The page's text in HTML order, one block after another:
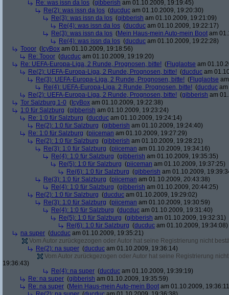
Re: was issn da los (gibberish am 01.10.2009, 19:19:45)
Re(2): was issn da los (ducduc am 01.10.2009, 19:20:30)
Re(3): was issn da los (gibberish am 01.10.2009, 19:21:09)
Re(4): was issn da los (ducduc am 01.10.2009, 19:22:17)
Re(3): was issn da los (Mein Haus-mein Auto-mein Boot am
Re(4): was issn da los (ducduc am 01.10.2009, 19:22:28)
Tooor ( IcyBox am 01.10.2009, 19:18:56)
Re: Tooor (ducduc am 01.10.2009, 19:19:20)
Re: UEFA-Europa-Liga, 2 Runde, Prognosen, bitte! (Fluglaotse am
Re(2): UEFA-Europa-Liga, 2 Runde, Prognosen, bitte! (ducduc am
Re(3): UEFA-Europa-Liga, 2 Runde, Prognosen, bitte! (Fluglaotse
Re(4): UEFA-Europa-Liga, 2 Runde, Prognosen, bitte! (ducduc
Re(2): UEFA-Europa-Liga, 2 Runde, Prognosen, bitte! (gibberish am
Tor Salzburg 1-0 ( IcyBox am 01.10.2009, 19:22:38)
1:0 für Salzburg (gibberish am 01.10.2009, 19:23:24)
Re: 1:0 für Salzburg (ducduc am 01.10.2009, 19:24:14)
Re(2): 1:0 für Salzburg (gibberish am 01.10.2009, 19:24:40)
Re: 1:0 für Salzburg (piiceman am 01.10.2009, 19:27:29)
Re(2): 1:0 für Salzburg (gibberish am 01.10.2009, 19:28:21)
Re(3): 1:0 für Salzburg (piiceman am 01.10.2009, 19:34:16)
Re(4): 1:0 für Salzburg (gibberish am 01.10.2009, 19:35:35)
Re(5): 1:0 für Salzburg (piiceman am 01.10.2009, 19:37:25)
Re(6): 1:0 für Salzburg (gibberish am 01.10.2009,
Re(3): 1:0 für Salzburg (piiceman am 01.10.2009, 20:43:38)
Re(4): 1:0 für Salzburg (gibberish am 01.10.2009, 20:44:25)
Re(2): 1:0 für Salzburg (ducduc am 01.10.2009, 19:29:02)
Re(3): 1:0 für Salzburg (piiceman am 01.10.2009, 19:30:59)
Re(4): 1:0 für Salzburg (ducduc am 01.10.2009, 19:31:40)
Re(5): 1:0 für Salzburg (gibberish am 01.10.2009, 19:32:31)
Re(6): 1:0 für Salzburg (ducduc am 01.10.2009, 19:34:08)
na super (ducduc am 01.10.2009, 19:35:21)
Vom Autor zurückgezogen oder Autor hat seine Registrierung nicht
Re(2): na super (ducduc am 01.10.2009, 19:36:14)
Vom Autor zurückgezogen oder Autor hat seine Registrierung
19:36:43)
Re(4): na super (ducduc am 01.10.2009, 19:39:19)
Re: na super (gibberish am 01.10.2009, 19:35:59)
Re: na super (Mein Haus-mein Auto-mein Boot am 01.10.2009,